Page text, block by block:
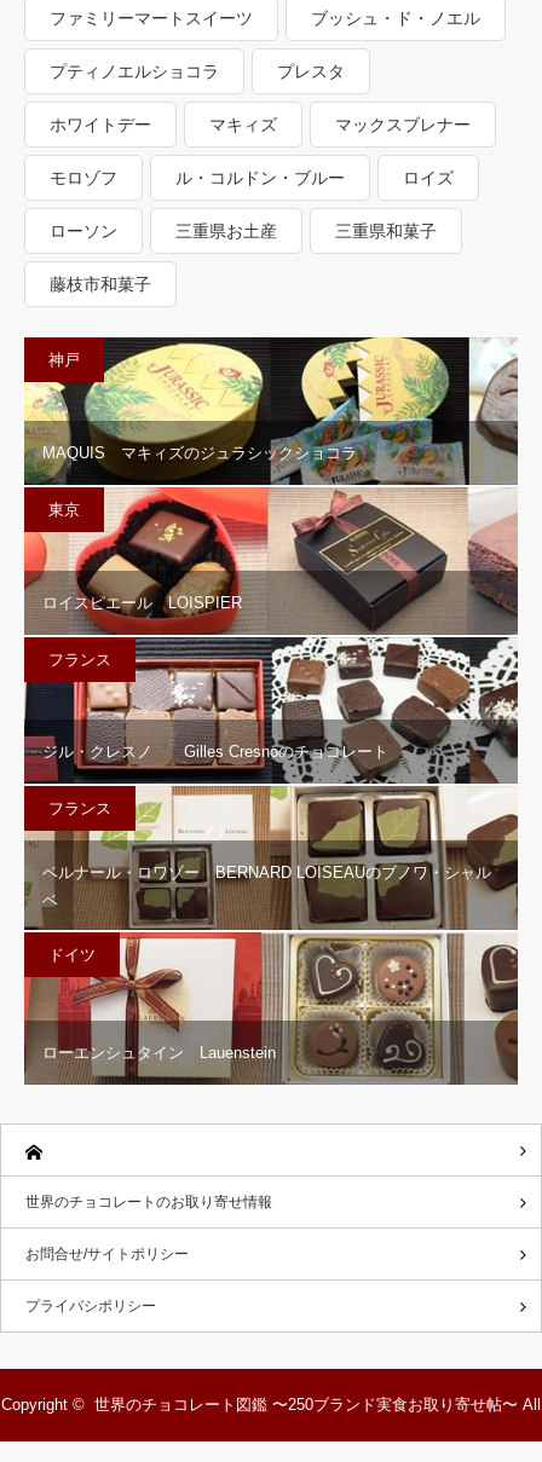
ファミリーマートスイーツ ブッシュ・ド・ノエル
プティノエルショコラ プレスタ
ホワイトデー マキィズ マックスブレナー
モロゾフ ル・コルドン・ブルー ロイズ
ローソン 三重県お土産 三重県和菓子
藤枝市和菓子
神戸
MAQUIS マキィズのジュラシックショコラ
東京
ロイスピエール LOISPIER
フランス
ジル・クレスノ Gilles Cresnoのチョコレート
フランス
ベルナール・ロワゾー BERNARD LOISEAUのブノワ・シャル
ベ
ドイツ
ローエンシュタイン Lauenstein
世界のチョコレートのお取り寄せ情報
お問合せ/サイトポリシー
プライバシポリシー
Copyright © 世界のチョコレート図鑑 〜250ブランド実食お取り寄せ帖〜 All